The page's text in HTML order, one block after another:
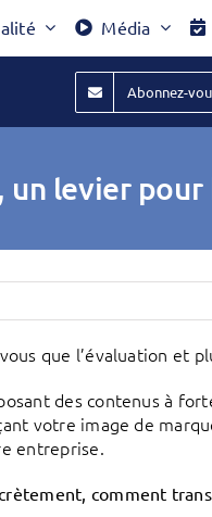
Média
Abonnez-
un levier
que l’évaluation et
des contenus à
votre image de
entreprise.
comment